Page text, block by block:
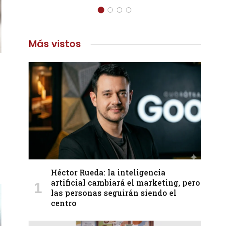
Más vistos
Héctor Rueda: la inteligencia
artificial cambiará el marketing, pero
las personas seguirán siendo el
centro